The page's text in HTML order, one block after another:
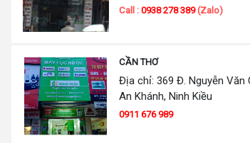
Call : 0938 278 389(Zalo)
CẦN THƠ
Địa chỉ: 369 Đ. Nguyễn Văn
An Khánh, Ninh Kiều
0911 676 989